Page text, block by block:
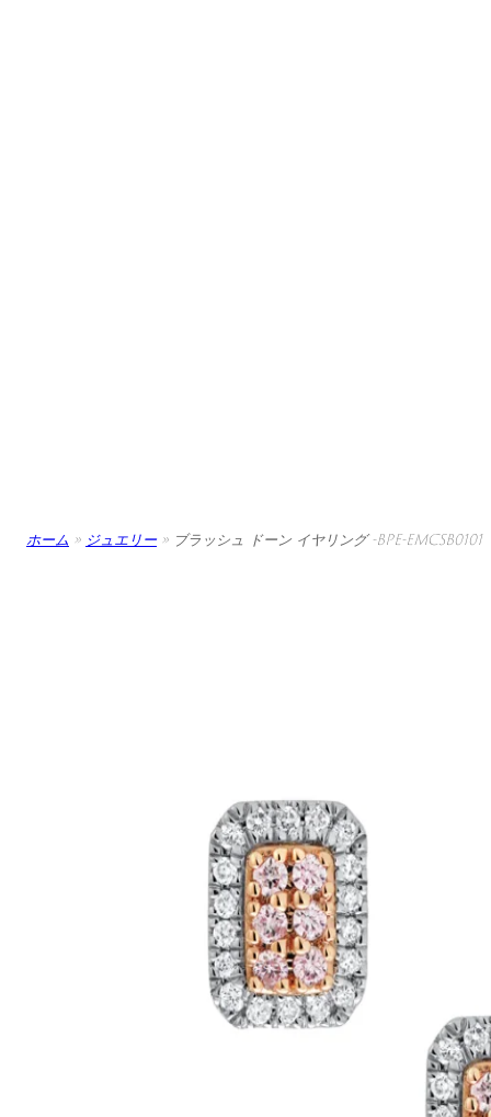
ホーム » ジュエリー » ブラッシュ ドーン イヤリング -BPE-EMCSB0101